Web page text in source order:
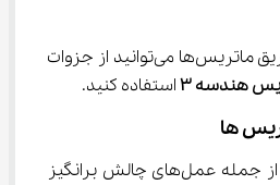
برای یادگیری جمع و تفریق ماتریس‌ها می‌توانید از جزوات
هندسه ۳ استفاده کنید.
ها
عمل ضرب در ماتریس از جمله عمل‌های چالش برانگیز